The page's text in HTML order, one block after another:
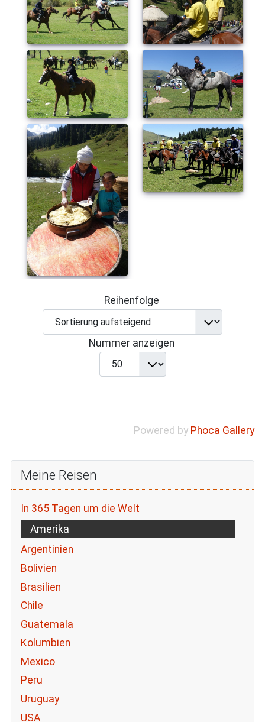
Reihenfolge
Nummer anzeigen
Powered by Phoca Gallery
Meine Reisen
In 365 Tagen um die Welt
Amerika
Argentinien
Bolivien
Brasilien
Chile
Guatemala
Kolumbien
Mexico
Peru
Uruguay
USA